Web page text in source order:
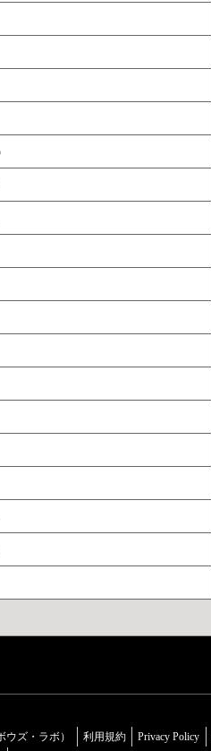
ズ・ラボ） 利用規約 Privacy Policy